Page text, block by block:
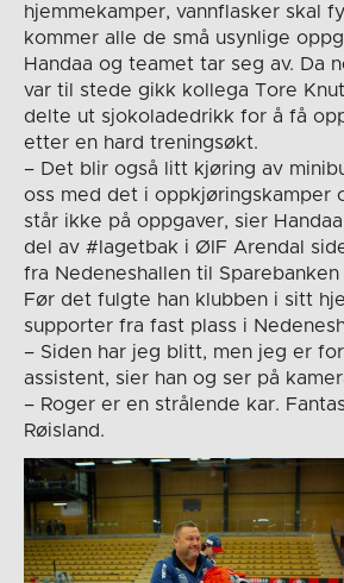
hjemmekamper, vannflasker skal
kommer alle de små usynlige
Handaa og teamet tar seg av. Da
var til stede gikk kollega Tore
delte ut sjokoladedrikk for å få
etter en hard treningsøkt.
– Det blir også litt kjøring av
oss med det i oppkjøringskamper
står ikke på oppgaver, sier
del av #lagetbak i ØIF Arendal
fra Nedeneshallen til Sparebanken
Før det fulgte han klubben i sitt
supporter fra fast plass i
– Siden har jeg blitt, men jeg er
assistent, sier han og ser på
– Roger er en strålende kar.
Røisland.